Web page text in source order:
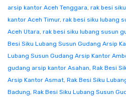
arsip kantor Aceh Tenggara, rak besi
kantor Aceh Timur, rak besi siku lubang
Aceh Utara, rak besi siku lubang susun
Besi Siku Lubang Susun Gudang Arsip
Lubang Susun Gudang Arsip Kantor
gudang arsip kantor Asahan, Rak Besi
Arsip Kantor Asmat, Rak Besi Siku
Badung, Rak Besi Siku Lubang Susun